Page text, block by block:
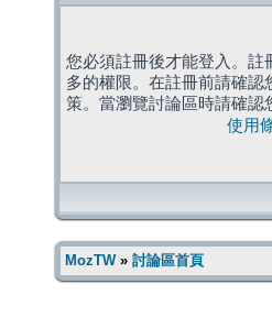
您必須註冊後才能登入。註
多的權限。在註冊前請確
策。當瀏覽討論區時請確認
使用
MozTW» 討論區首頁